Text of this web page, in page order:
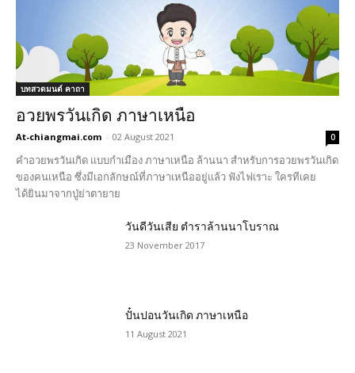
บทสวดมนต์ คาถา
อวยพรวันเกิด ภาษาเหนือ
At-chiangmai.com - 02 August 2021 0
คำอวยพรวันเกิด แบบกำเมือง ภาษาเหนือ ล้านนา สำหรับการอวยพรวันเกิด
ของคนเหนือ ซึ่งมีเอกลักษณ์ที่ภาษาเหนืออยู่แล้ว ฟังไฟเราะ ใครทีเคย
ได้ยินมาจากปู่ย่าตายาย
วันดีวันเสีย ตำราล้านนาโบราณ
23 November 2017
ปั๋นปอนวันเกิด ภาษาเหนือ
11 August 2021